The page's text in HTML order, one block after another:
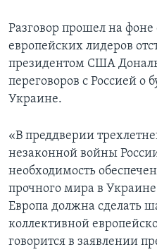
Разговор прошел на фоне
европейских лидеров
президентом США
переговоров с Россией о
Украине.
«В преддверии
незаконной войны
необходимость
прочного мира в Украине
Европа должна сделать
коллективной
говорится в заявлении